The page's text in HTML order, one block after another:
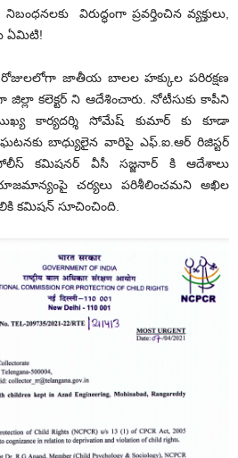
విరుద్ధంగా ప్రవర్తించిన వ్యక్తులు,
ఏమిటి!
జాతీయ బాలల హక్కుల పరిరక్షణ
కలెక్టర్ ని ఆదేశించారు. నోటీసుకు కాపీని
కార్యదర్శి సోమేష్ కుమార్ కు కూడా
బాధ్యులైన వారిపై ఎఫ్.ఐ.ఆర్ రిజిస్టర్
కమిషనర్ వీసీ సజ్జనార్ కి ఆదేశాలు
చర్యలు పరిశీలించమని అఖిల
కమిషన్ సూచించింది.